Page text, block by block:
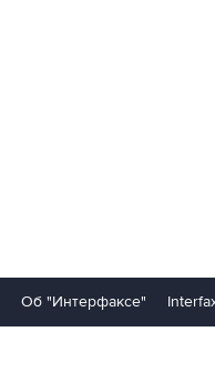
Об "Интерфаксе"